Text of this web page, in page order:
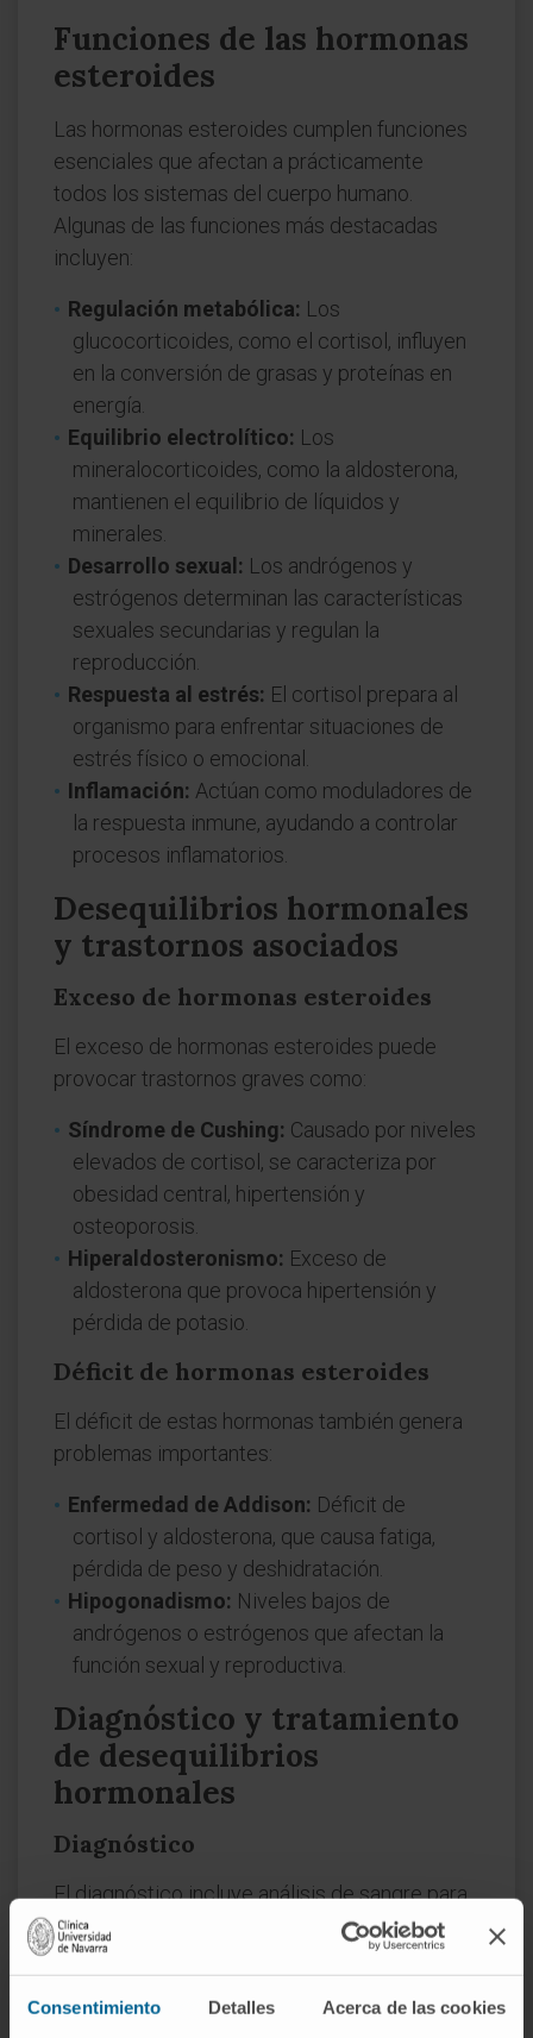
Consentimiento Detalles Acerca de las cookies
Funciones de las hormonas
esteroides
Las hormonas esteroides cumplen funciones
esenciales que afectan a prácticamente
todos los sistemas del cuerpo humano.
Algunas de las funciones más destacadas
incluyen:
Regulación metabólica: Los
glucocorticoides, como el cortisol, influyen
en la conversión de grasas y proteínas en
energía.
Equilibrio electrolítico: Los
mineralocorticoides, como la aldosterona,
mantienen el equilibrio de líquidos y
minerales.
Desarrollo sexual: Los andrógenos y
estrógenos determinan las características
sexuales secundarias y regulan la
reproducción.
Respuesta al estrés: El cortisol prepara al
organismo para enfrentar situaciones de
estrés físico o emocional.
Inflamación: Actúan como moduladores de
la respuesta inmune, ayudando a controlar
procesos inflamatorios.
Desequilibrios hormonales
y trastornos asociados
Exceso de hormonas esteroides
El exceso de hormonas esteroides puede
provocar trastornos graves como:
Síndrome de Cushing: Causado por niveles
elevados de cortisol, se caracteriza por
obesidad central, hipertensión y
osteoporosis.
Hiperaldosteronismo: Exceso de
aldosterona que provoca hipertensión y
pérdida de potasio.
Déficit de hormonas esteroides
El déficit de estas hormonas también genera
problemas importantes:
Enfermedad de Addison: Déficit de
cortisol y aldosterona, que causa fatiga,
pérdida de peso y deshidratación.
Hipogonadismo: Niveles bajos de
andrógenos o estrógenos que afectan la
función sexual y reproductiva.
Diagnóstico y tratamiento
de desequilibrios
hormonales
Diagnóstico
El diagnóstico incluye análisis de sangre para
medir niveles hormonales, pruebas de orina y
estudios de imágenes, como resonancias